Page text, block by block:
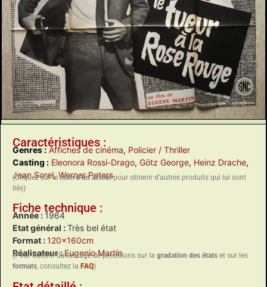
Caractéristiques :
Genres : Affiches de cinéma, Policier / Thriller
Casting : Eleonora Rossi-Drago, Götz George, Heinz Drache,
Jean Sorel,Werner Peters
(Cliquez sur lenom d’un acteurpour obtenir d’autres produits qui lui sont
liés)
Fiche technique :
Année : 1964
Etat général :Très bel état
Format :120x160cm
Réalisateur :Eugenio Martín
(Pour obtenir davantage de précisions sur la gradation des états et sur les
formats, consultez la FAQ)